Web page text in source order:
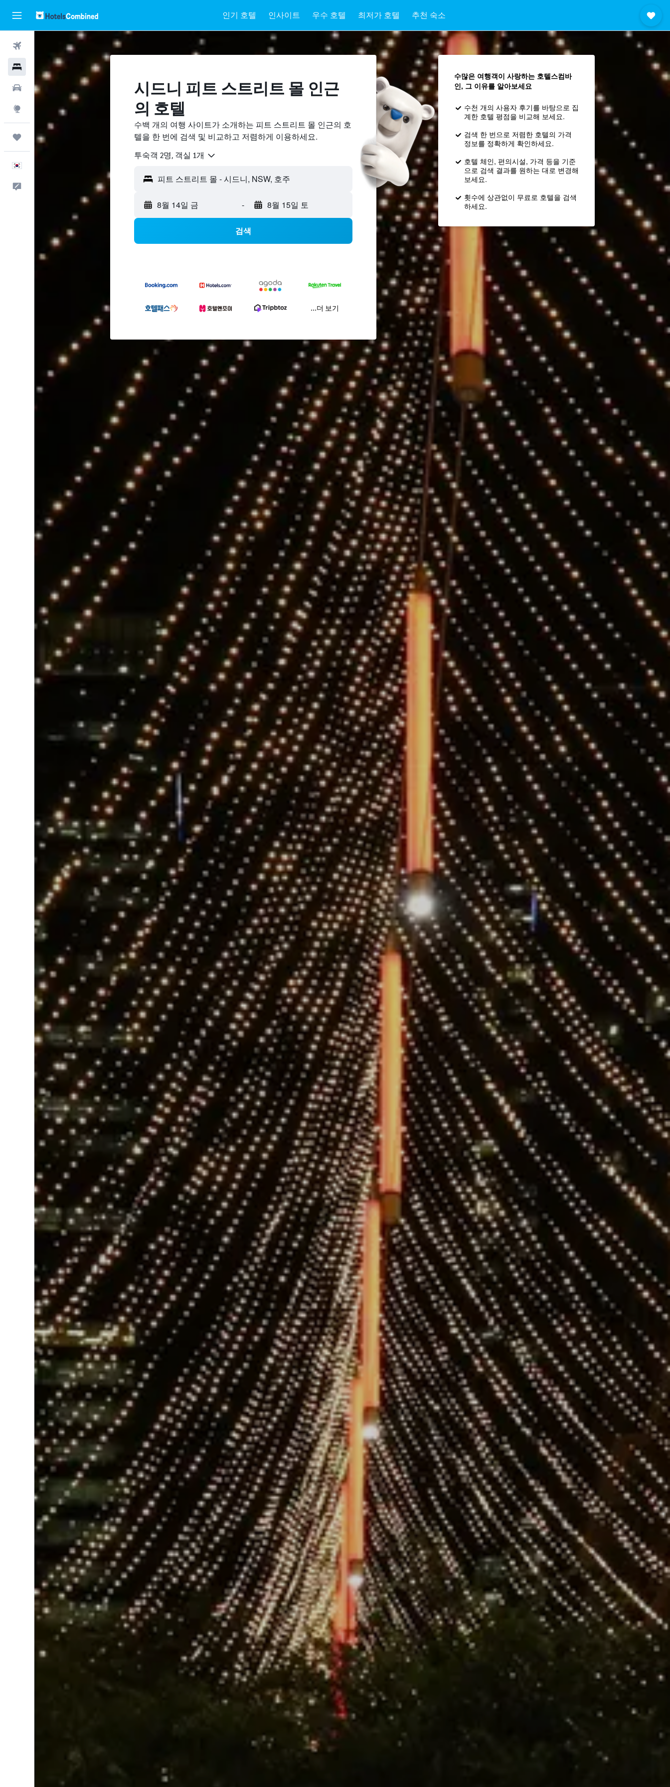
인기 호텔 인사이트 우수 호텔 최저가 호텔 추천 숙소
렌터카
둘러보기
마이트립
시드니 피트 스트리트 몰 ​인근
의 호텔
수백 개의 여행 사이트가 소개하는 피트 스트리트 몰 인근의 호
텔을 한 번에 검색 및 비교하고 저렴하게 이용하세요.
​투숙객 2​명, ​객실 1개
8월 14일 금 - 8월 15일 토
검색
...더 보기
수많은 여행객이 사랑하는 호텔스컴바
인, 그 이유를 알아보세요
수천 개의 사용자 후기를 바탕으로 집
계한 호텔 평점을 비교해 보세요.
검색 한 번으로 저렴한 호텔의 가격
정보를 정확하게 확인하세요.
호텔 체인, 편의시설, 가격 등을 기준
으로 검색 결과를 원하는 대로 변경해
보세요.
횟수에 상관없이 무료로 호텔을 검색
하세요.